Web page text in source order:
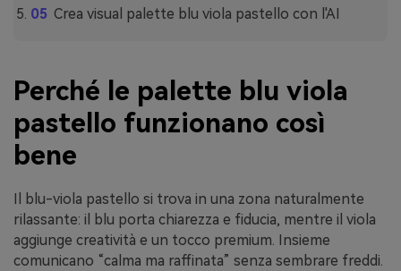
Crea visual palette blu viola pastello con l'AI
Perché le palette blu viola
pastello funzionano così
bene
Il blu-viola pastello si trova in una zona naturalmente
rilassante: il blu porta chiarezza e fiducia, mentre il viola
aggiunge creatività e un tocco premium. Insieme
comunicano “calma ma raffinata” senza sembrare freddi.